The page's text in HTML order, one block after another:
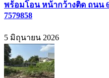
พร้อมโอน หน้ากว้างติด ถนน
7579858
5 มิถุนายน 2026